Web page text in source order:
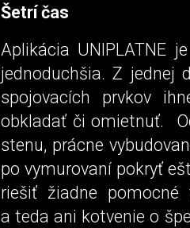
Šetrí čas
Aplikácia UNIPLATNE
jednoduchšia. Z jednej
spojovacích prvkov
obkladať či omietnuť.
stenu, prácne
po vymurovaní pokryť
riešiť žiadne pomocné
a teda ani kotvenie o